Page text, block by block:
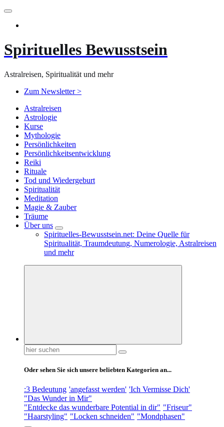
Zum
springen
Spirituelles Bewusstsein
Astralreisen, Spiritualität und mehr
Zum Newsletter >
Astralreisen
Astrologie
Kurse
Mythologie
Persönlichkeiten
Persönlichkeitsentwicklung
Reiki
Rituale
Tod und Wiedergeburt
Spiritualität
Meditation
Magie & Zauber
Träume
Über uns
Spirituelles-Bewusstsein.net: Deine Quelle für
Spiritualität, Traumdeutung, Numerologie, Astralreisen
und mehr
Suchen
nach:
Oder sehen Sie sich unsere beliebten Kategorien an...
:3 Bedeutung 'angefasst werden' 'Ich Vermisse Dich'
"Das Wunder in Mir"
"Entdecke das wunderbare Potential in dir" "Friseur"
"Haarstyling" "Locken schneiden" "Mondphasen"